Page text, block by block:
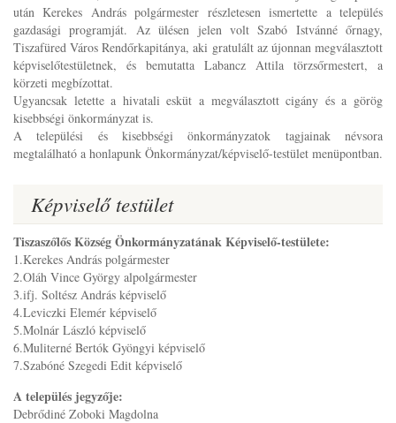
után Kerekes András polgármester részletesen ismertette a település
gazdasági programját. Az ülésen jelen volt Szabó Istvánné őrnagy,
Tiszafüred Város Rendőrkapitánya, aki gratulált az újonnan megválasztott
képviselőtestületnek, és bemutatta Labancz Attila törzsőrmestert, a
körzeti megbízottat.
Ugyancsak letette a hivatali esküt a megválasztott cigány és a görög
kisebbségi önkormányzat is.
A települési és kisebbségi önkormányzatok tagjainak névsora
megtalálható a honlapunk Önkormányzat/képviselő-testület menüpontban.
Képviselő testület
Tiszaszőlős Község Önkormányzatának Képviselő-testülete:
1.Kerekes András polgármester
2.Oláh Vince György alpolgármester
3.ifj. Soltész András képviselő
4.Leviczki Elemér képviselő
5.Molnár László képviselő
6.Muliterné Bertók Gyöngyi képviselő
7.Szabóné Szegedi Edit képviselő
A település jegyzője:
Debrődiné Zoboki Magdolna